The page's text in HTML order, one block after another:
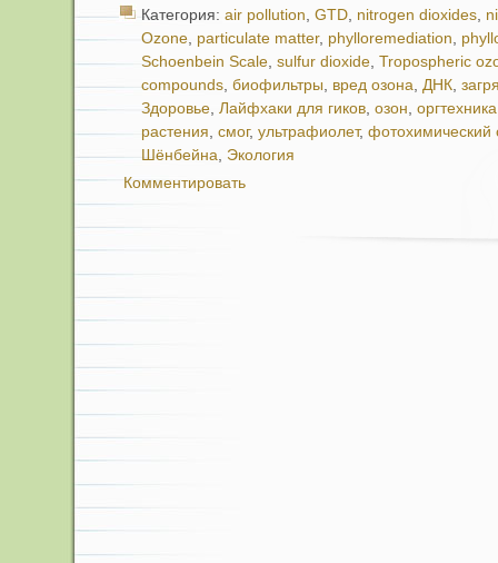
Категория: air pollution, GTD, nitrogen dioxides,
Ozone, particulate matter, phylloremediation,
Schoenbein Scale, sulfur dioxide, Tropospheric
compounds, биофильтры, вред озона, ДНК,
Здоровье, Лайфхаки для гиков, озон, оргтехника
растения, смог, ультрафиолет, фотохимический
Шёнбейна, Экология
Комментировать